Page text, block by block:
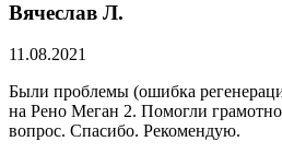
Вячеслав Л.
11.08.2021
Были проблемы (ошибка
на Рено Меган 2. Помогли
вопрос. Спасибо. Рекомендую.